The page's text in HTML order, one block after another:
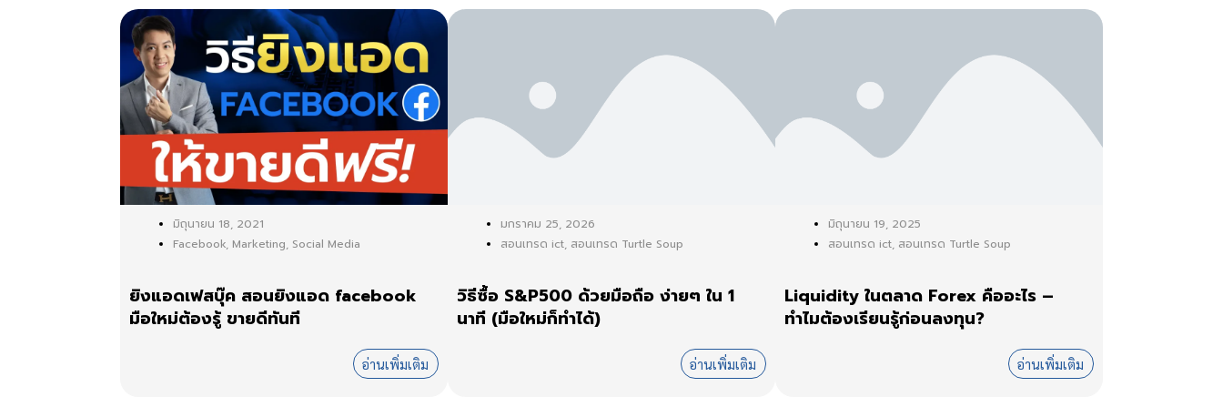
มิถุนายน 18, 2021
Facebook, Marketing, Social Media
ยิงแอดเฟสบุ๊ค สอนยิงแอด facebook
มือใหม่ต้องรู้ ขายดีทันที
อ่านเพิ่มเติม
มกราคม 25, 2026
สอนเทรด ict, สอนเทรด Turtle Soup
วิธีซื้อ S&P500 ด้วยมือถือ ง่ายๆ ใน 1
นาที (มือใหม่ก็ทำได้)
อ่านเพิ่มเติม
มิถุนายน 19, 2025
สอนเทรด ict, สอนเทรด Turtle Soup
Liquidity ในตลาด Forex คืออะไร –
ทำไมต้องเรียนรู้ก่อนลงทุน?
อ่านเพิ่มเติม